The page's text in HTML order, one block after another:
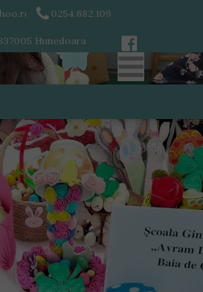
Hunedoara
0254.682.109